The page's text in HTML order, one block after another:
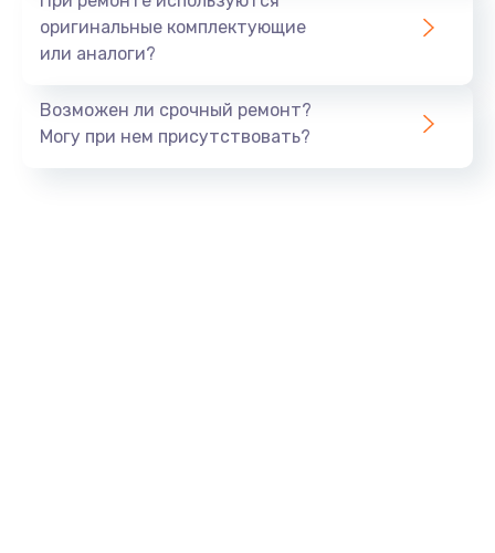
оригинальные комплектующие
или аналоги?
Возможен ли срочный ремонт?
Могу при нем присутствовать?